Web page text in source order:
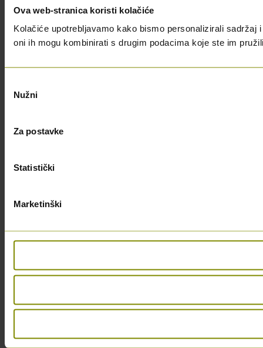
Ova web-stranica koristi kolačiće
Kolačiće upotrebljavamo kako bismo personalizirali
oni ih mogu kombinirati s drugim podacima koje ste im
pristanka
Nužni
Za postavke
Statistički
Marketinški